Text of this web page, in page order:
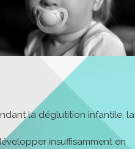
la déglutition infantile, la
insuffisamment en